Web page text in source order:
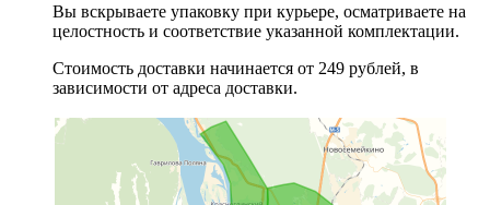
Вы вскрываете упаковку при курьере, осматриваете на
целостность и соответствие указанной комплектации.
Стоимость доставки начинается от 249 рублей, в
зависимости от адреса доставки.